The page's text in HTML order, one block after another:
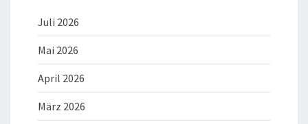
Juli 2026
Mai 2026
April 2026
März 2026